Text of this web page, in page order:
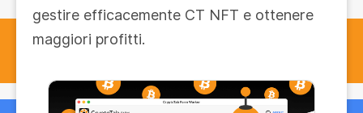
gestire efficacemente CT NFT e ottenere
maggiori profitti.